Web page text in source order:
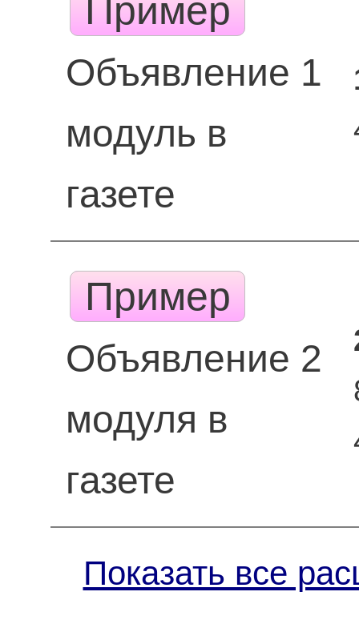
Пример
Объявление 1
модуль в
газете
Пример
Объявление 2
модуля в
газете
Показать все